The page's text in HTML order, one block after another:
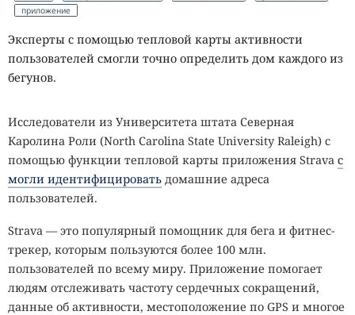
приложение
Эксперты с помощью тепловой карты активности
пользователей смогли точно определить дом каждого из
бегунов.
Исследователи из Университета штата Северная
Каролина Роли (North Carolina State University Raleigh) с
помощью функции тепловой карты приложения Strava с
могли идентифицировать домашние адреса
пользователей.
Strava — это популярный помощник для бега и фитнес-
трекер, которым пользуются более 100 млн.
пользователей по всему миру. Приложение помогает
людям отслеживать частоту сердечных сокращений,
данные об активности, местоположение по GPS и многое